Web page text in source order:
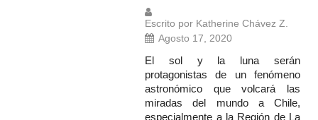
Escrito por Katherine Chávez Z.
Agosto 17, 2020
El sol y la luna serán
protagonistas de un fenómeno
astronómico que volcará las
miradas del mundo a Chile,
especialmente a la Región de La